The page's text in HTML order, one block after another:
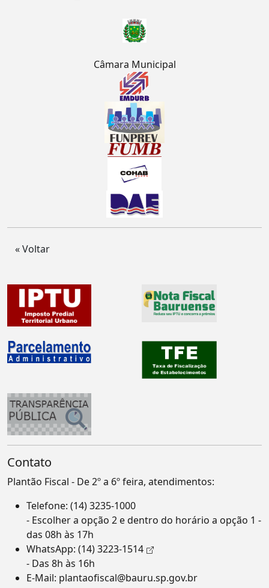
Câmara Municipal
« Voltar
Contato
Plantão Fiscal - De 2º a 6º feira, atendimentos:
Telefone: (14) 3235-1000
- Escolher a opção 2 e dentro do horário a opção 1 -
das 08h às 17h
WhatsApp: (14) 3223-1514
- Das 8h às 16h
E-Mail: plantaofiscal@bauru.sp.gov.br